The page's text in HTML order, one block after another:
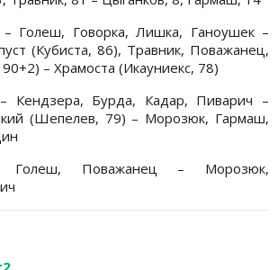
Голеш, Говорка, Лишка, Ганоушек –
(Кубиста, 86), Травник, Поважанец,
– Храмоста (Икауниекс, 78)
Кендзера, Бурда, Кадар, Пиварич –
(Шепелев, 79) – Морозюк, Гармаш,
Голеш, Поважанец – Морозюк,